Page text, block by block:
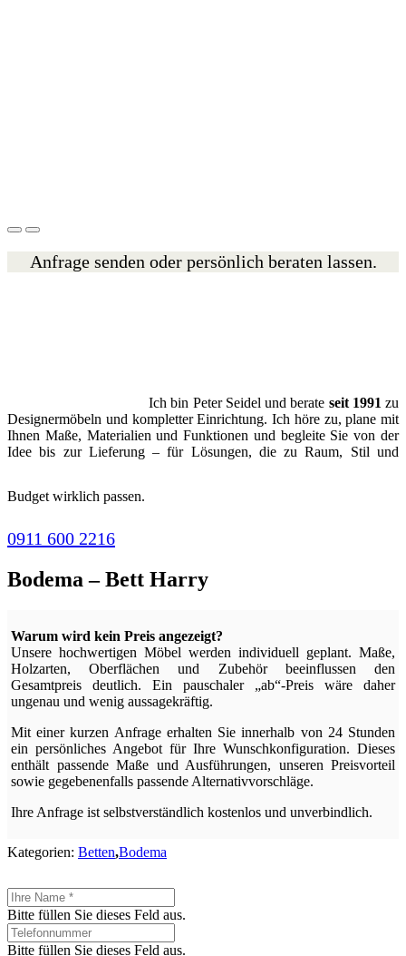
Anfrage senden oder persönlich beraten lassen.
Ich bin Peter Seidel und berate seit 1991 zu
Designermöbeln und kompletter Einrichtung. Ich höre zu, plane mit
Ihnen Maße, Materialien und Funktionen und begleite Sie von der
Idee bis zur Lieferung – für Lösungen, die zu Raum, Stil und
Budget wirklich passen.
0911 600 2216
Bodema – Bett Harry
Warum wird kein Preis angezeigt?
Unsere hochwertigen Möbel werden individuell geplant. Maße,
Holzarten, Oberflächen und Zubehör beeinflussen den
Gesamtpreis deutlich. Ein pauschaler „ab“-Preis wäre daher
ungenau und wenig aussagekräftig.
Mit einer kurzen Anfrage erhalten Sie innerhalb von 24 Stunden
ein persönliches Angebot für Ihre Wunschkonfiguration. Dieses
enthält passende Maße und Ausführungen, unseren Preisvorteil
sowie gegebenenfalls passende Alternativvorschläge.
Ihre Anfrage ist selbstverständlich kostenlos und unverbindlich.
Kategorien: Betten,Bodema
Bitte füllen Sie dieses Feld aus.
Bitte füllen Sie dieses Feld aus.